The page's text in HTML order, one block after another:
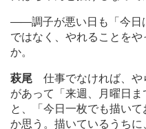
――調子が悪い日も「今日
ではなく、やれることを
か。
萩尾 仕事でなければ、や
があって「来週、月曜日
と、「今日一枚でも描い
か思う。描いているうち